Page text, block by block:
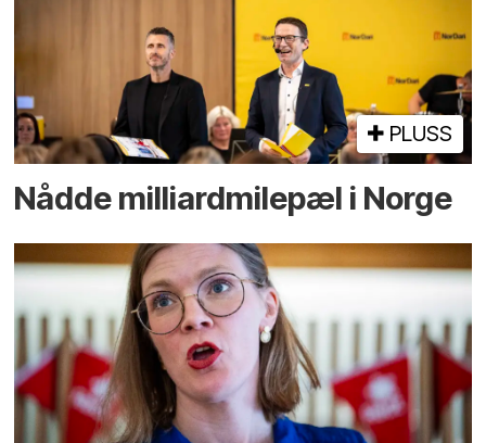
PLUSS
Nådde milliard­­milepæl i Norge